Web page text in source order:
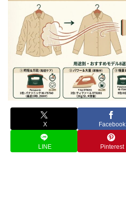
X Facebook
LINE Pinterest